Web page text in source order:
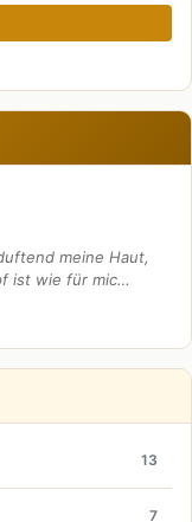
meine Haut,
ist wie für mic…
13
7